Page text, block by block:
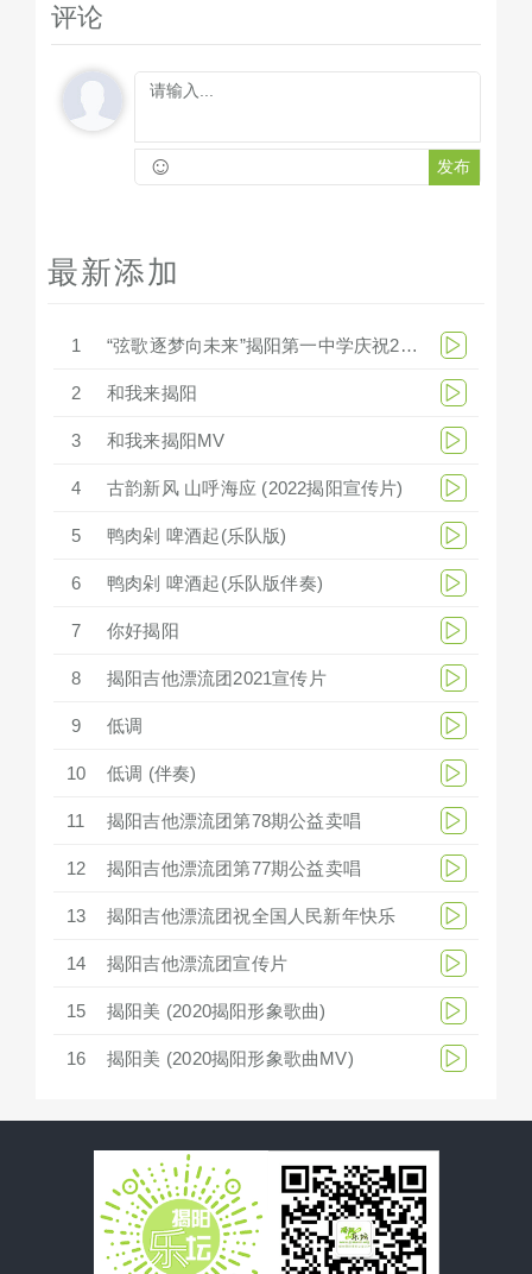
评论
☺ 发布
最新添加
1 “弦歌逐梦向未来”揭阳第一中学庆祝279周年华诞文艺汇演
2 和我来揭阳
3 和我来揭阳MV
4 古韵新风 山呼海应 (2022揭阳宣传片)
5 鸭肉剁 啤酒起(乐队版)
6 鸭肉剁 啤酒起(乐队版伴奏)
7 你好揭阳
8 揭阳吉他漂流团2021宣传片
9 低调
10 低调 (伴奏)
11 揭阳吉他漂流团第78期公益卖唱
12 揭阳吉他漂流团第77期公益卖唱
13 揭阳吉他漂流团祝全国人民新年快乐
14 揭阳吉他漂流团宣传片
15 揭阳美 (2020揭阳形象歌曲)
16 揭阳美 (2020揭阳形象歌曲MV)